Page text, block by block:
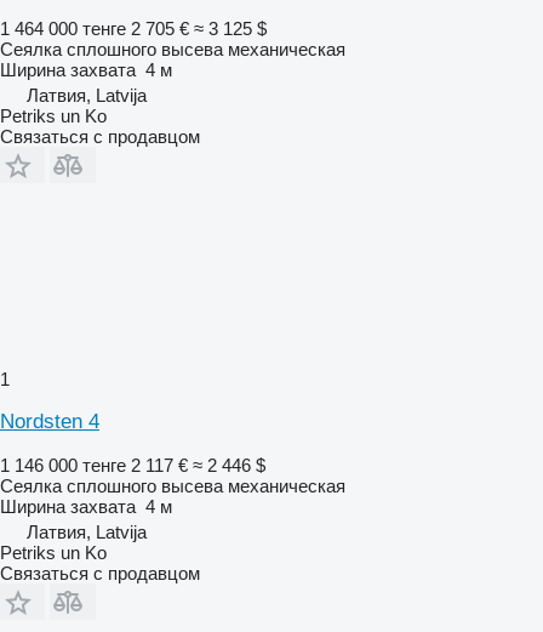
1 464 000 тенге 2 705 € ≈ 3 125 $
Сеялка сплошного высева механическая
Ширина захвата 4 м
Латвия, Latvija
Petriks un Ko
Связаться с продавцом
1
Nordsten 4
1 146 000 тенге 2 117 € ≈ 2 446 $
Сеялка сплошного высева механическая
Ширина захвата 4 м
Латвия, Latvija
Petriks un Ko
Связаться с продавцом